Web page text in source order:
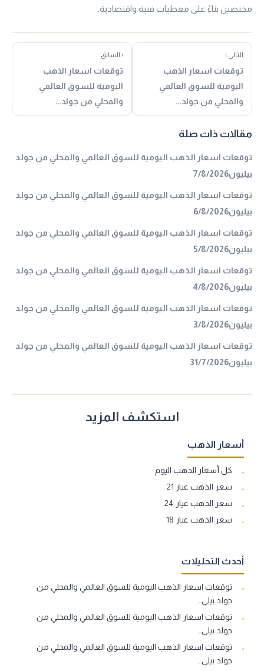
مختصين بناءً على معطيات فنية واقتصادية.
التالي ›
توقعات اسعار الذهب
اليومية للسوق العالمي
والمحلي من جولد…
‹ السابق
توقعات اسعار الذهب
اليومية للسوق العالمي
والمحلي من جولد…
مقالات ذات صلة
توقعات اسعار الذهب اليومية للسوق العالمي والمحلي من جولد
بيليون7/8/2026
توقعات اسعار الذهب اليومية للسوق العالمي والمحلي من جولد
بيليون6/8/2026
توقعات اسعار الذهب اليومية للسوق العالمي والمحلي من جولد
بيليون5/8/2026
توقعات اسعار الذهب اليومية للسوق العالمي والمحلي من جولد
بيليون4/8/2026
توقعات اسعار الذهب اليومية للسوق العالمي والمحلي من جولد
بيليون3/8/2026
توقعات اسعار الذهب اليومية للسوق العالمي والمحلي من جولد
بيليون31/7/2026
استكشف المزيد
أسعار الذهب
كل أسعار الذهب اليوم
سعر الذهب عيار 21
سعر الذهب عيار 24
سعر الذهب عيار 18
أحدث التحليلات
توقعات اسعار الذهب اليومية للسوق العالمي والمحلي من
جولد بيلي…
توقعات اسعار الذهب اليومية للسوق العالمي والمحلي من
جولد بيلي…
توقعات اسعار الذهب اليومية للسوق العالمي والمحلي من
جولد بيلي…